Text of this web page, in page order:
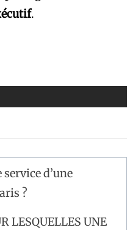
.
d’une
?
LESQUELLES UNE